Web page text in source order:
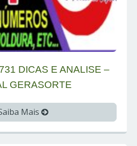
DICAS E ANALISE –
GERASORTE
Mais